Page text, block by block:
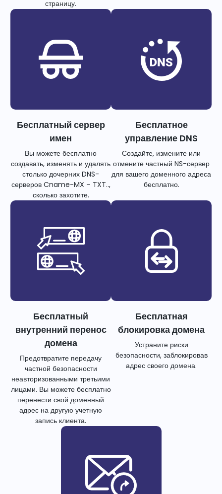
страницу.
Бесплатный сервер
имен
Вы можете бесплатно
создавать, изменять и удалять
столько дочерних DNS-
серверов Cname-MX – TXT..,
сколько захотите.
Бесплатное
управление DNS
Создайте, измените или
отмените частный NS-сервер
для вашего доменного адреса
бесплатно.
Бесплатный
внутренний перенос
домена
Предотвратите передачу
частной безопасности
неавторизованными третьими
лицами. Вы можете бесплатно
перенести свой доменный
адрес на другую учетную
запись клиента.
Бесплатная
блокировка домена
Устраните риски
безопасности, заблокировав
адрес своего домена.